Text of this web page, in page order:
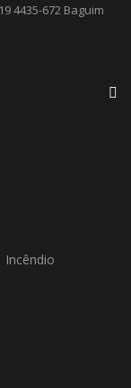
4435-672 Baguim